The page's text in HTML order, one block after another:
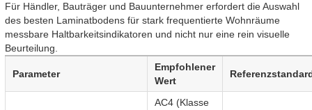
Für Händler, Bauträger und Bauunternehmer erfordert die Auswahl
des besten Laminatbodens für stark frequentierte Wohnräume
messbare Haltbarkeitsindikatoren und nicht nur eine rein visuelle
Beurteilung.
Parameter
Empfohlener
Wert
AC4 (Klasse